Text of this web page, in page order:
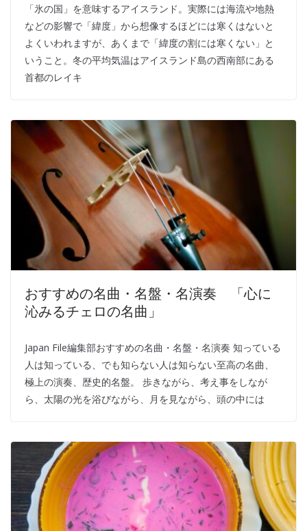
「氷の国」を意味するアイスランド。実際には海流や地熱
などの影響で「緯度」から想像するほどには寒くはないと
よくいわれますが、あくまで「緯度の割には寒くない」と
いうこと。冬の平均気温はアイスランド島の西南部にある
首都のレイキ
おすすめの名曲・名盤・名演奏 「心に
沁みるチェロの名曲」
Japan File編集部おすすめの名曲・名盤・名演奏 知っている
人は知っている、でも知らない人は知らない至高の名曲、
極上の演奏、歴史的名盤。 歩きながら、考え事をしなが
ら、太陽の光を浴びながら、月を見ながら、頭の中には